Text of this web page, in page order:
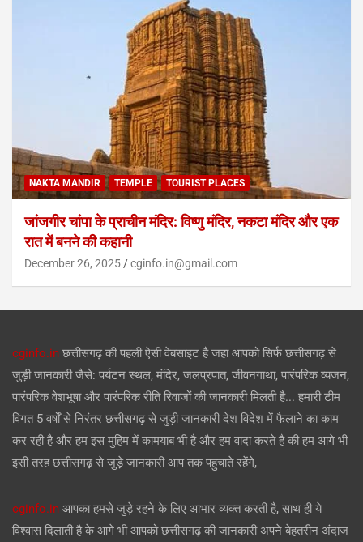
NAKTA MANDIR TEMPLE TOURIST PLACES
जांजगीर चांपा के प्राचीन मंदिर: विष्णु मंदिर, नकटा मंदिर और एक
रात में बनने की कहानी
December 26, 2025 cginfo.in@gmail.com
cginfo.in छत्तीसगढ़ की पहली ऐसी वेबसाइट है जहा आपको सिर्फ छत्तीसगढ़ से
जुड़ी जानकारी जैसे: पर्यटन स्थल, मंदिर, जलप्रपात, जीवनगाथा, पारंपरिक व्यजन,
पारंपरिक वेशभूषा और पारंपरिक रीति रिवाजों की जानकारी मिलती है... हमारी टीम
विगत 5 वर्षों से निरंतर छत्तीसगढ़ से जुड़ी जानकारी देश विदेश में फैलाने का काम
कर रही है और हम इस मुहिम में कामयाब भी है और हम वादा करते है की हम आगे भी
इसी तरह छत्तीसगढ़ से जुड़े जानकारी आप तक पहुचाते रहेंगे,
cginfo.in आपका हमसे जुड़े रहने के लिए आभार व्यक्त करती है, साथ ही ये
विश्वास दिलाती है के आगे भी आपको छत्तीसगढ़ की जानकारी अपने बेहतरीन अंदाज